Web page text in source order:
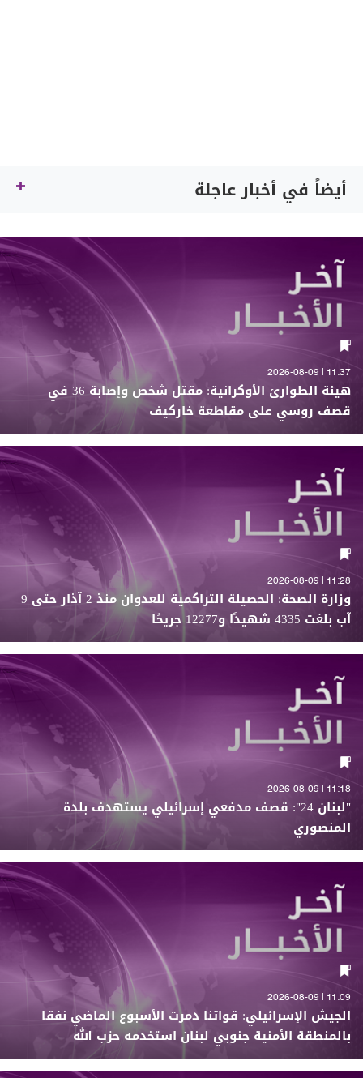
أيضاً في أخبار عاجلة
11:37 | 2026-08-09
هيئة الطوارئ الأوكرانية: مقتل شخص وإصابة 36 في
قصف روسي على مقاطعة خاركيف
11:28 | 2026-08-09
وزارة الصحة: الحصيلة التراكمية للعدوان منذ 2 آذار حتى 9
آب بلغت 4335 شهيدًا و12277 جريحًا
11:18 | 2026-08-09
"لبنان 24": قصف مدفعي إسرائيلي يستهدف بلدة
المنصوري
11:09 | 2026-08-09
الجيش الإسرائيلي: قواتنا دمرت الأسبوع الماضي نفقا
بالمنطقة الأمنية جنوبي لبنان استخدمه حزب الله